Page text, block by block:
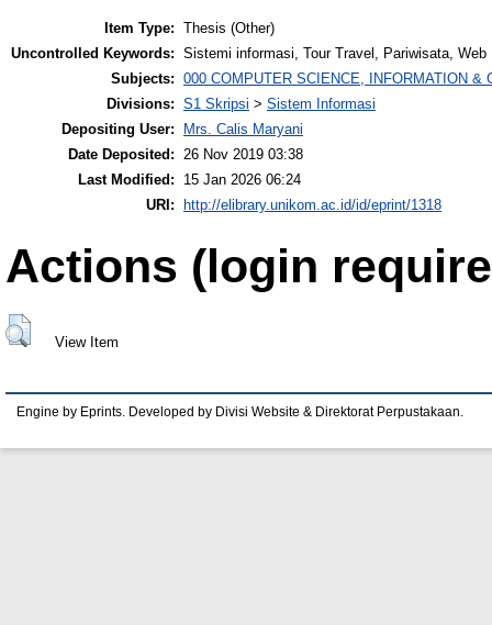
Item Type: Thesis (Other)
Uncontrolled Keywords: Sistemi informasi, Tour Travel, Pariwisata, Web
Subjects: 000 COMPUTER SCIENCE, INFORMATION &
Divisions: S1 Skripsi > Sistem Informasi
Depositing User:
Mrs. Calis Maryani
Date Deposited:
26 Nov 2019 03:38
Last Modified:
15 Jan 2026 06:24
URI:
http://elibrary.unikom.ac.id/id/eprint/1318
Actions (login
View Item
Engine by Eprints. Developed by Divisi Website & Direktorat Perpustakaan.